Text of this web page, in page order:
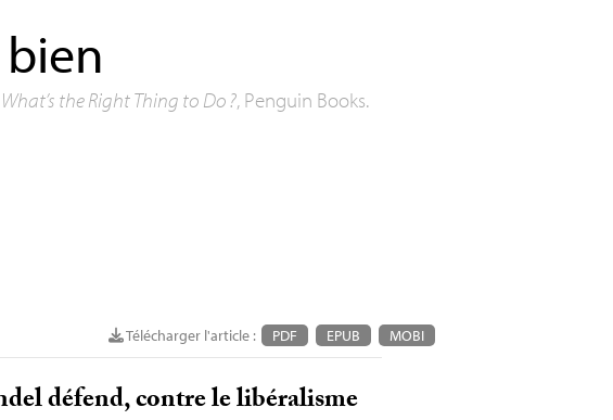
the Right Thing to Do?, Penguin Books.
Télécharger l'article : PDF EPUB MOBI
défend, contre le libéralisme